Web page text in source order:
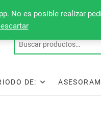
No es posible realizar
DE: